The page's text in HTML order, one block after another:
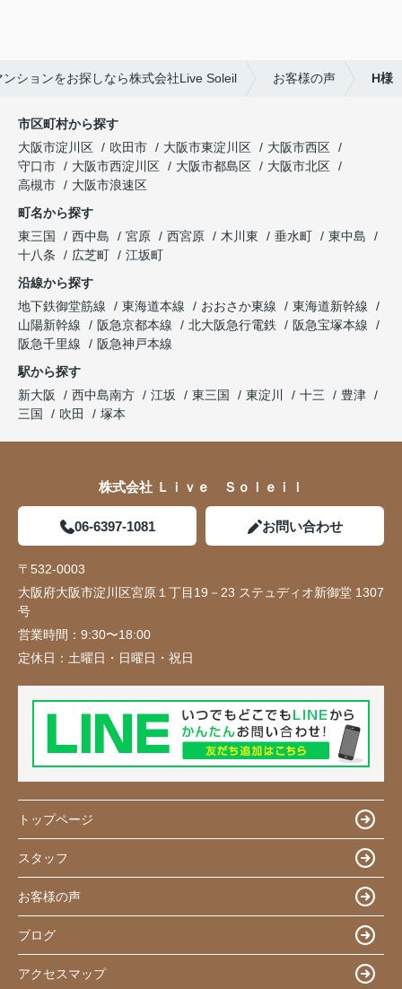
ションをお探しなら株式会社Live Soleil お客様の声 H様
市区町村から探す
大阪市淀川区
吹田市 大阪市東淀川区
大阪市西区
守口市
大阪市西淀川区 大阪市都島区
大阪市北区
高槻市
大阪市浪速区
町名から探す
東三国
西中島 宮原 西宮原 木川東 垂水町
東中島
十八条
広芝町
江坂町
沿線から探す
地下鉄御堂筋線
東海道本線 おおさか東線
東海道新幹線
山陽新幹線
阪急京都本線 北大阪急行電鉄
阪急宝塚本線
阪急千里線
阪急神戸本線
駅から探す
新大阪
西中島南方 江坂 東三国 東淀川 十三
豊津
三国
吹田 塚本
株式会社 Ｌｉｖｅ Ｓｏｌｅｉｌ
06-6397-1081 お問い合わせ
〒532-0003
大阪府大阪市淀川区宮原１丁目19－23 ステュディオ新御堂 1307
号
営業時間： 9:30〜18:00
定休日： 土曜日・日曜日・祝日
トップページ
スタッフ
お客様の声
ブログ
アクセスマップ